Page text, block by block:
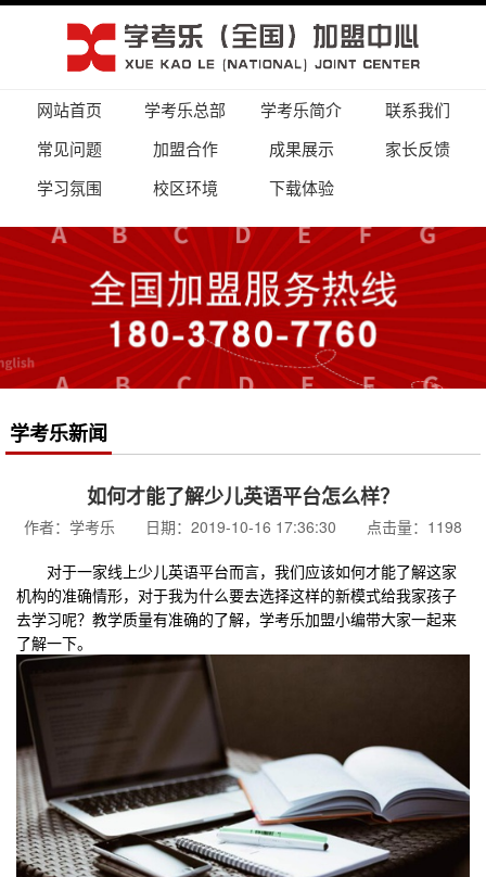
网站首页 学考乐总部 学考乐简介
联系我们
常见问题
加盟合作 成果展示
家长反馈
学习氛围
校区环境 下载体验
学考乐新闻
如何才能了解少儿英语平台怎么样？
作者：学考乐 日期：2019-10-16 17:36:30 点击量：1198
对于一家线上少儿英语平台而言，我们应该如何才能了解这家
机构的准确情形，对于我为什么要去选择这样的新模式给我家孩子
去学习呢？教学质量有准确的了解，学考乐加盟小编带大家一起来
了解一下。